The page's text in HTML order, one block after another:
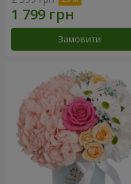
Замовити